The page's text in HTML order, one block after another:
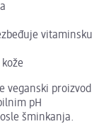
vitaminsku
veganski proizvod
pH
šminkanja.